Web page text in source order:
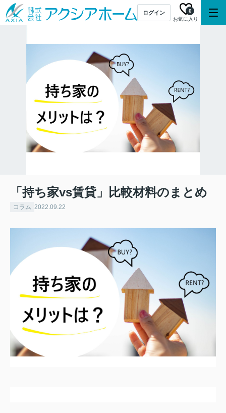
ログイン
お気に入り
0
「持ち家vs賃貸」比較材料のまとめ
コラム 2022.09.22